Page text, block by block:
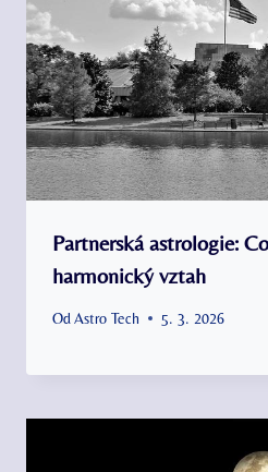
Partnerská astrologie:
harmonický vztah
Od Astro Tech 5. 3. 2026